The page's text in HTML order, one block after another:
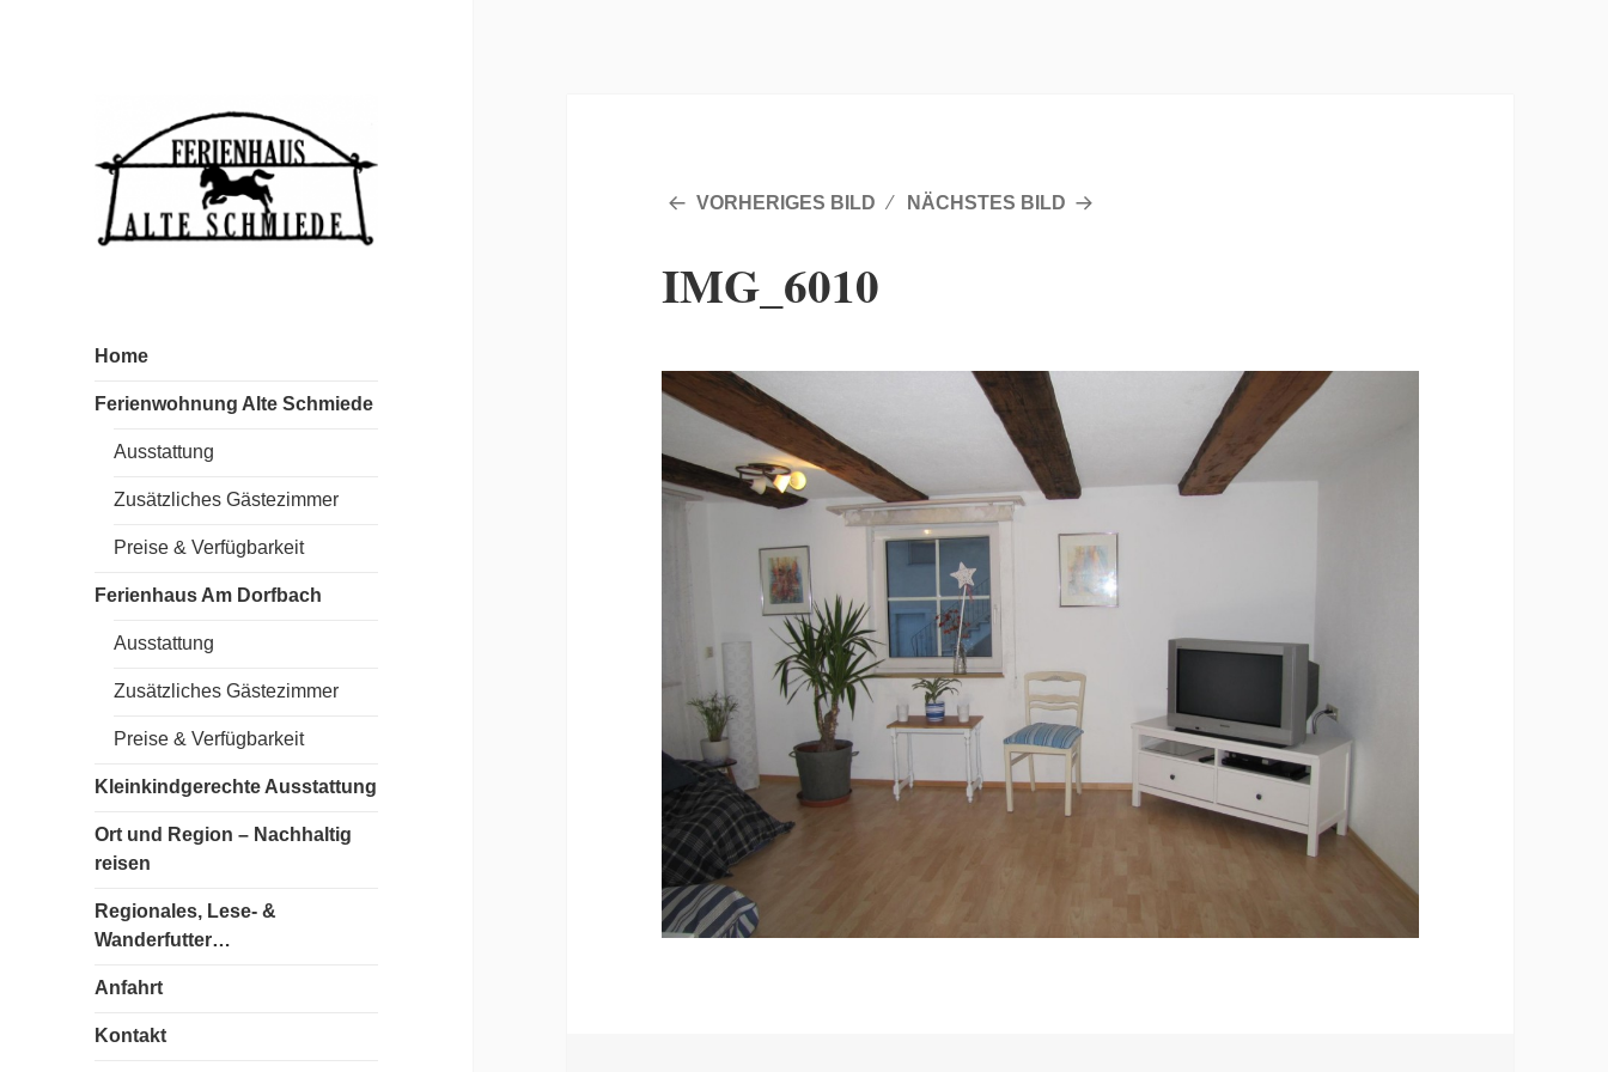
Home
Ferienwohnung Alte Schmiede
Ausstattung
Zusätzliches Gästezimmer
Preise & Verfügbarkeit
Ferienhaus Am Dorfbach
Ausstattung
Zusätzliches Gästezimmer
Preise & Verfügbarkeit
Kleinkindgerechte Ausstattung
Ort und Region – Nachhaltig
reisen
Regionales, Lese- &
Wanderfutter…
Anfahrt
Kontakt
VORHERIGES BILD NÄCHSTES BILD
IMG_6010